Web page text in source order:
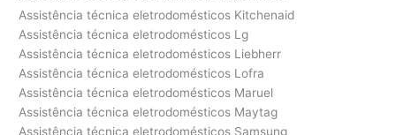
Assistência técnica eletrodomésticos Kitchenaid
Assistência técnica eletrodomésticos Lg
Assistência técnica eletrodomésticos Liebherr
Assistência técnica eletrodomésticos Lofra
Assistência técnica eletrodomésticos Maruel
Assistência técnica eletrodomésticos Maytag
Assistência técnica eletrodomésticos Samsung